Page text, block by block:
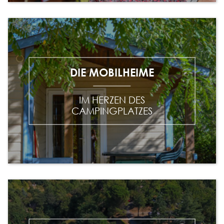
DIE MOBILHEIME
IM HERZEN DES
CAMPINGPLATZES